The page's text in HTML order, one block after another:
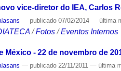
vice-diretor do IEA, Carlos
— publicado 07/02/2014— última
/Fotos /Eventos Internos
México - 22 de novembro de
— publicado 22/11/2011— última